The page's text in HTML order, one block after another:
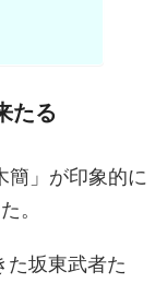
たる
簡」が印象的に
。
た坂東武者た